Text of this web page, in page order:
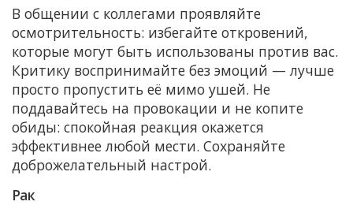
В общении с коллегами проявляйте
осмотрительность: избегайте откровений,
которые могут быть использованы против вас.
Критику воспринимайте без эмоций — лучше
просто пропустить её мимо ушей. Не
поддавайтесь на провокации и не копите
обиды: спокойная реакция окажется
эффективнее любой мести. Сохраняйте
доброжелательный настрой.
Рак